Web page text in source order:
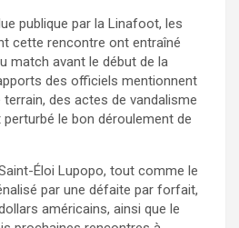
publique par la Linafoot, les
cette rencontre ont entraîné
match avant le début de la
des officiels mentionnent
des actes de vandalisme
le bon déroulement de
Éloi Lupopo, tout comme le
par une défaite par forfait,
américains, ainsi que le